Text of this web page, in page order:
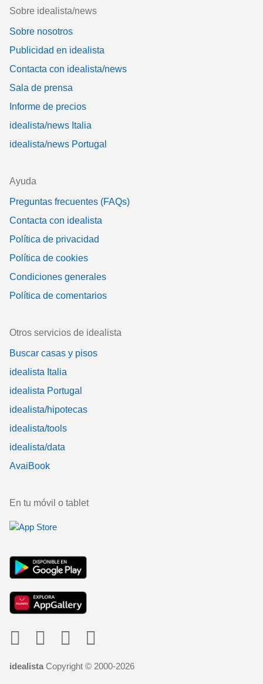
Footer
Sobre idealista/news
Sobre nosotros
Publicidad en idealista
Contacta con idealista/news
Sala de prensa
Informe de precios
idealista/news Italia
idealista/news Portugal
Ayuda
Preguntas frecuentes (FAQs)
Contacta con idealista
Política de privacidad
Política de cookies
Condiciones generales
Política de comentarios
Otros servicios de idealista
Buscar casas y pisos
idealista Italia
idealista Portugal
idealista/hipotecas
idealista/tools
idealista/data
AvaiBook
En tu móvil o tablet
idealista Copyright © 2000-2026